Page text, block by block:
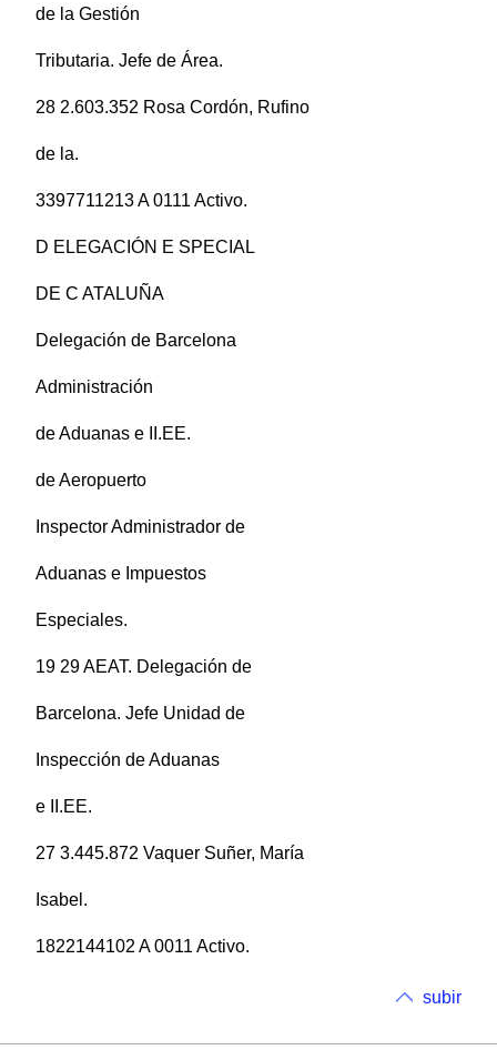
de la Gestión
Tributaria. Jefe de Área.
28 2.603.352 Rosa Cordón, Rufino
de la.
3397711213 A 0111 Activo.
D ELEGACIÓN E SPECIAL
DE C ATALUÑA
Delegación de Barcelona
Administración
de Aduanas e II.EE.
de Aeropuerto
Inspector Administrador de
Aduanas e Impuestos
Especiales.
19 29 AEAT. Delegación de
Barcelona. Jefe Unidad de
Inspección de Aduanas
e II.EE.
27 3.445.872 Vaquer Suñer, María
Isabel.
1822144102 A 0011 Activo.
subir